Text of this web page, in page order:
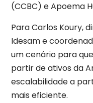
(CCBC) e Apoema
Para Carlos Koury,
Idesam e
um cenário para
partir de ativos da
escalabilidade a
mais eficiente.